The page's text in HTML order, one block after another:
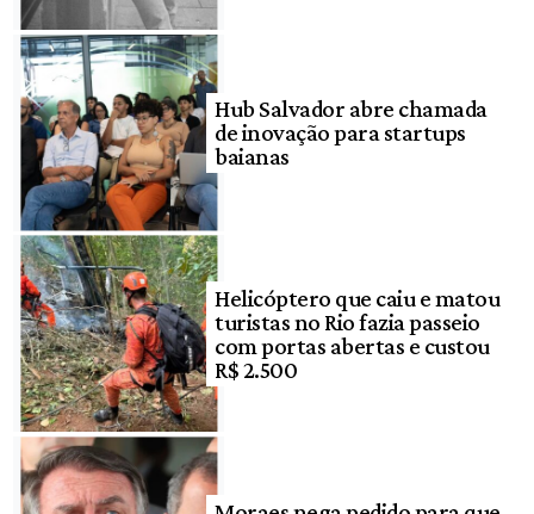
Hub Salvador abre chamada
de inovação para startups
baianas
Helicóptero que caiu e matou
turistas no Rio fazia passeio
com portas abertas e custou
R$ 2.500